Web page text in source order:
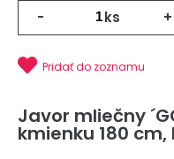
- ks +
Pridať do zoznamu
Javor mliečny
kmienku 180 cm,